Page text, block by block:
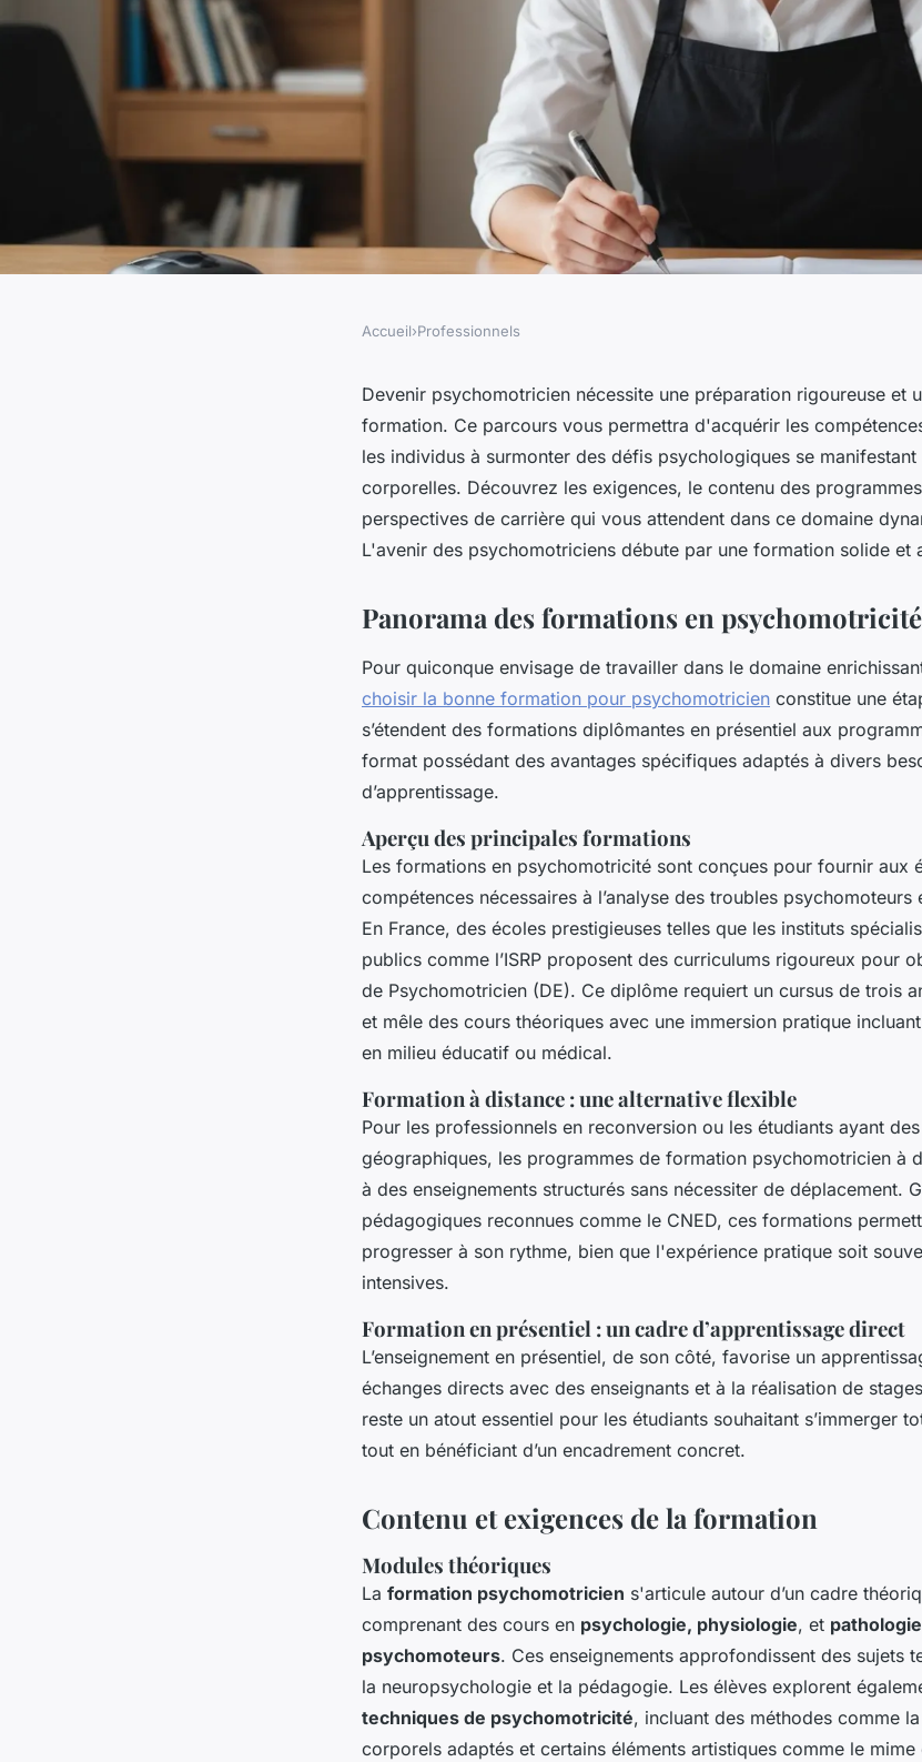
Préparez-vous efficacement à la
formation de psychomotricien
Accueil›Professionnels
Devenir psychomotricien nécessite une préparation rigoureuse et
formation. Ce parcours vous permettra d'acquérir les
les individus à surmonter des défis psychologiques se
corporelles. Découvrez les exigences, le contenu des
perspectives de carrière qui vous attendent dans ce domaine
L'avenir des psychomotriciens débute par une formation solide et
Panorama des formations en psychomotricité
Pour quiconque envisage de travailler dans le domaine
choisir la bonne formation pour psychomotricien constitue une
s’étendent des formations diplômantes en présentiel aux
format possédant des avantages spécifiques adaptés à divers
d’apprentissage.
Aperçu des principales formations
Les formations en psychomotricité sont conçues pour fournir aux
compétences nécessaires à l’analyse des troubles
En France, des écoles prestigieuses telles que les instituts
publics comme l’ISRP proposent des curriculums rigoureux pour
de Psychomotricien (DE). Ce diplôme requiert un cursus de trois
et mêle des cours théoriques avec une immersion pratique
en milieu éducatif ou médical.
Formation à distance : une alternative flexible
Pour les professionnels en reconversion ou les étudiants ayant
géographiques, les programmes de formation psychomotricien à
à des enseignements structurés sans nécessiter de déplacement.
pédagogiques reconnues comme le CNED, ces formations
progresser à son rythme, bien que l'expérience pratique soit
intensives.
Formation en présentiel : un cadre d’apprentissage direct
L’enseignement en présentiel, de son côté, favorise un
échanges directs avec des enseignants et à la réalisation de
reste un atout essentiel pour les étudiants souhaitant s’immerger
tout en bénéficiant d’un encadrement concret.
Contenu et exigences de la formation
Modules théoriques
La formation psychomotricien s'articule autour d’un cadre
comprenant des cours en psychologie, physiologie, et
psychomoteurs. Ces enseignements approfondissent des sujets
la neuropsychologie et la pédagogie. Les élèves explorent
techniques de psychomotricité, incluant des méthodes comme
corporels adaptés et certains éléments artistiques comme le mime